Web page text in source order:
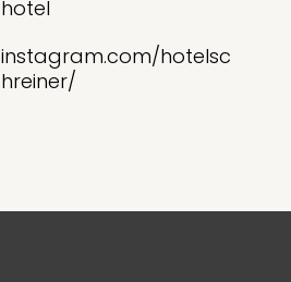
hotel
instagram.com/hotelsc
hreiner/